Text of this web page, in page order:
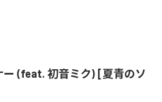
ー (feat. 初音ミク) [夏青のソ